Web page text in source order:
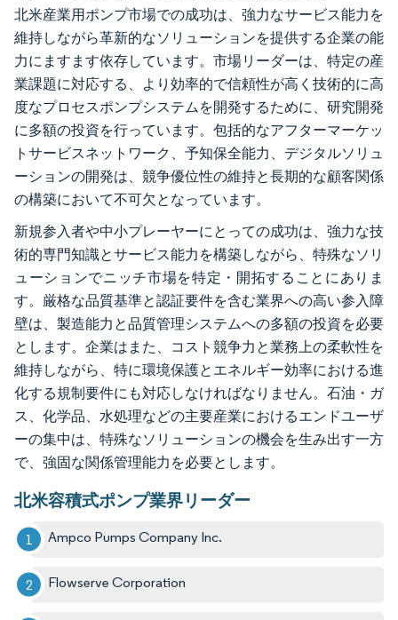
北米産業用ポンプ市場での成功は、強力なサービス能力を
維持しながら革新的なソリューションを提供する企業の能
力にますます依存しています。市場リーダーは、特定の産
業課題に対応する、より効率的で信頼性が高く技術的に高
度なプロセスポンプシステムを開発するために、研究開発
に多額の投資を行っています。包括的なアフターマーケッ
トサービスネットワーク、予知保全能力、デジタルソリュ
ーションの開発は、競争優位性の維持と長期的な顧客関係
の構築において不可欠となっています。
新規参入者や中小プレーヤーにとっての成功は、強力な技
術的専門知識とサービス能力を構築しながら、特殊なソリ
ューションでニッチ市場を特定・開拓することにありま
す。厳格な品質基準と認証要件を含む業界への高い参入障
壁は、製造能力と品質管理システムへの多額の投資を必要
とします。企業はまた、コスト競争力と業務上の柔軟性を
維持しながら、特に環境保護とエネルギー効率における進
化する規制要件にも対応しなければなりません。石油・ガ
ス、化学品、水処理などの主要産業におけるエンドユーザ
ーの集中は、特殊なソリューションの機会を生み出す一方
で、強固な関係管理能力を必要とします。
北米容積式ポンプ業界リーダー
Ampco Pumps Company Inc.
Flowserve Corporation